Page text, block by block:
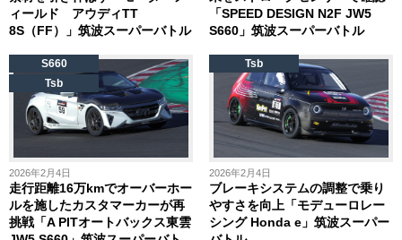
ィールド アウディTT
8S（FF）」筑波スーパーバトル
「SPEED DESIGN N2F JW5
S660」筑波スーパーバトル
2026年2月4日
走行距離16万kmでオーバーホー
ルを施したカスタマーカーが再
挑戦「A PITオートバックス東雲
S660
Tsb
2026年2月4日
ブレーキシステムの調整で乗り
やすさを向上「モデューロレー
シング Honda e」筑波スーパー
Tsb